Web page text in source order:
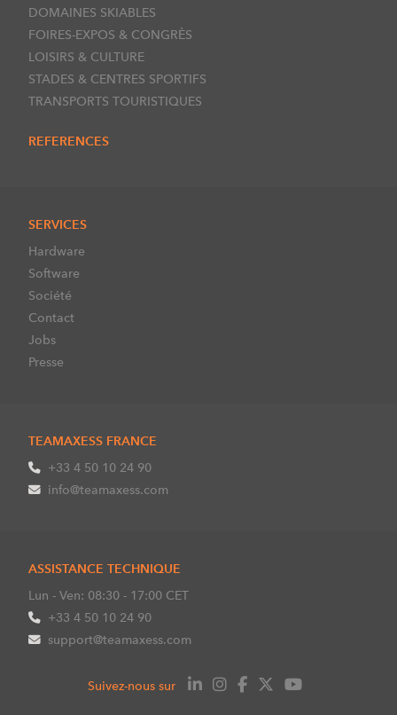
DOMAINES SKIABLES
FOIRES-EXPOS & CONGRÈS
LOISIRS & CULTURE
STADES & CENTRES SPORTIFS
TRANSPORTS TOURISTIQUES
REFERENCES
SERVICES
Hardware
Software
Société
Contact
Jobs
Presse
TEAMAXESS FRANCE
+33 4 50 10 24 90
info@teamaxess.com
ASSISTANCE TECHNIQUE
Lun - Ven: 08:30 - 17:00 CET
+33 4 50 10 24 90
support@teamaxess.com
Suivez-nous sur